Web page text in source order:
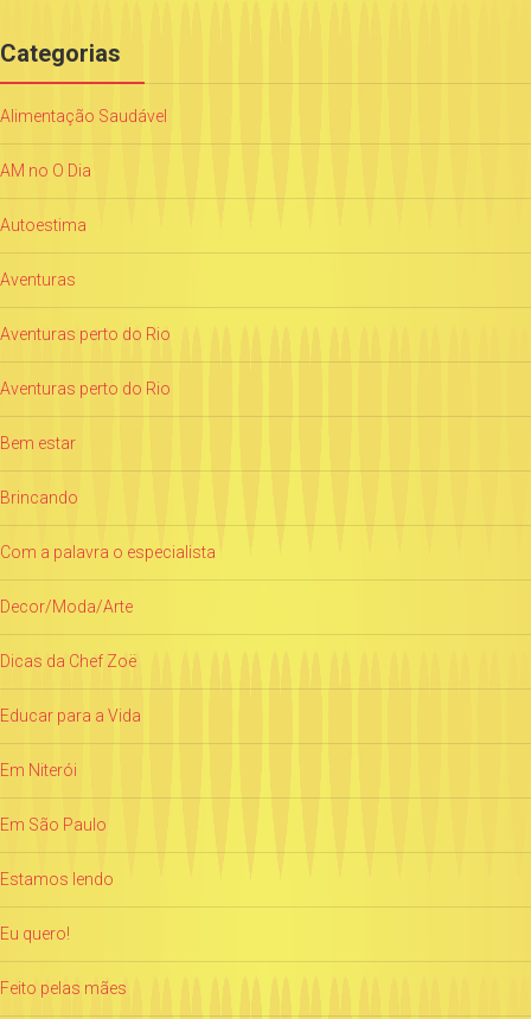
Categorias
Alimentação Saudável
AM no O Dia
Autoestima
Aventuras
Aventuras perto do Rio
Aventuras perto do Rio
Bem estar
Brincando
Com a palavra o especialista
Decor/Moda/Arte
Dicas da Chef Zoë
Educar para a Vida
Em Niterói
Em São Paulo
Estamos lendo
Eu quero!
Feito pelas mães